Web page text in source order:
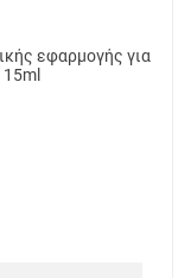
εφαρμογής για